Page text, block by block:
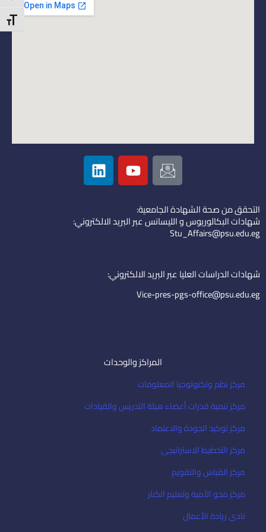
Size
I
c
o
n
-
e
i
l
Y
o
u
u
b
L
i
n
e
d
التحقق من صحة الشهادة الجامعية:
شهادات البكالوريوس و الليسانس عبر البريد الالكتروني:
Stu_Affairs@psu.edu.eg
شهادات الدراسات العليا عبر البريد الالكتروني:
Vice-pres-pgs-office@psu.edu.eg
المراكز والوحدات
مركز نظم وتكنولوجيا المعلومات
مركز تنمية قدرات أعضاء هيئة التدريس والقيادات
مركز توكيد الجودة والاعتماد
مركز التخطيط الاستراتيجى
مركز القياس والتقويم
مركز محو الأمية وتعليم الكبار
نادى ريادة الأعمال